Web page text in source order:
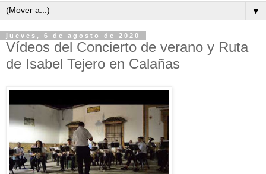
▼
jueves, 6 de agosto de 2020
Vídeos del Concierto de verano y Ruta
de Isabel Tejero en Calañas